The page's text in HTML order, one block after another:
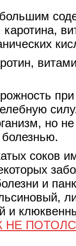
но
соков
и
и
НЕ